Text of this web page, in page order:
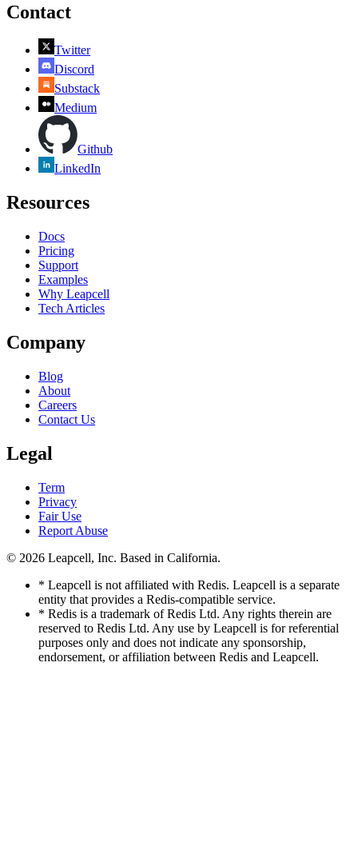
Contact
Twitter
Discord
Substack
Medium
Github
LinkedIn
Resources
Docs
Pricing
Support
Examples
Why Leapcell
Tech Articles
Company
Blog
About
Careers
Contact Us
Legal
Term
Privacy
Fair Use
Report Abuse
© 2026 Leapcell, Inc. Based in California.
* Leapcell is not affiliated with Redis. Leapcell is a separate
entity that provides a Redis-compatible service.
* Redis is a trademark of Redis Ltd. Any rights therein are
reserved to Redis Ltd. Any use by Leapcell is for referential
purposes only and does not indicate any sponsorship,
endorsement, or affiliation between Redis and Leapcell.